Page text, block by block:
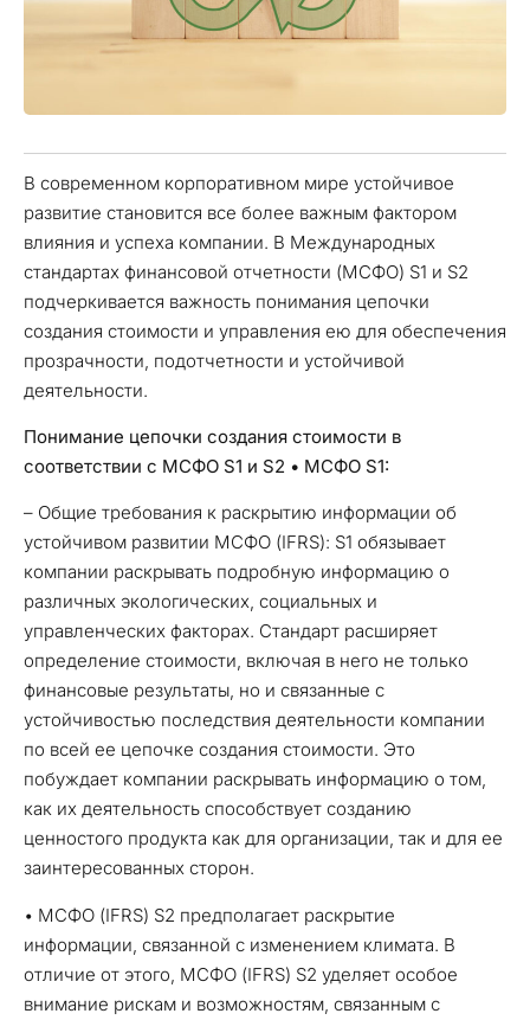
В современном корпоративном мире устойчивое
развитие становится все более важным фактором
влияния и успеха компании. В Международных
стандартах финансовой отчетности (МСФО) S1 и S2
подчеркивается важность понимания цепочки
создания стоимости и управления ею для обеспечения
прозрачности, подотчетности и устойчивой
деятельности.
Понимание цепочки создания стоимости в
соответствии с МСФО S1 и S2 • МСФО S1:
– Общие требования к раскрытию информации об
устойчивом развитии МСФО (IFRS): S1 обязывает
компании раскрывать подробную информацию о
различных экологических, социальных и
управленческих факторах. Стандарт расширяет
определение стоимости, включая в него не только
финансовые результаты, но и связанные с
устойчивостью последствия деятельности компании
по всей ее цепочке создания стоимости. Это
побуждает компании раскрывать информацию о том,
как их деятельность способствует созданию
ценностого продукта как для организации, так и для ее
заинтересованных сторон.
• МСФО (IFRS) S2 предполагает раскрытие
информации, связанной с изменением климата. В
отличие от этого, МСФО (IFRS) S2 уделяет особое
внимание рискам и возможностям, связанным с